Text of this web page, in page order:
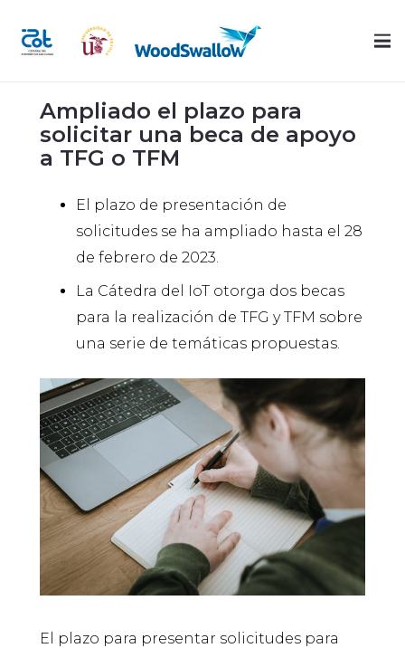
Ampliado el plazo para
solicitar una beca de apoyo
a TFG o TFM
El plazo de presentación de
solicitudes se ha ampliado hasta el 28
de febrero de 2023.
La Cátedra del IoT otorga dos becas
para la realización de TFG y TFM sobre
una serie de temáticas propuestas.
El plazo para presentar solicitudes para